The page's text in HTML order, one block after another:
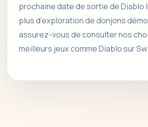
prochaine date de sortie de Diablo
plus d’exploration de donjons
assurez-vous de consulter nos
meilleurs jeux comme Diablo sur